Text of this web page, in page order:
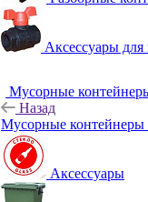
Аксессуары для
Мусорные
Назад
Мусорные
Аксессуары